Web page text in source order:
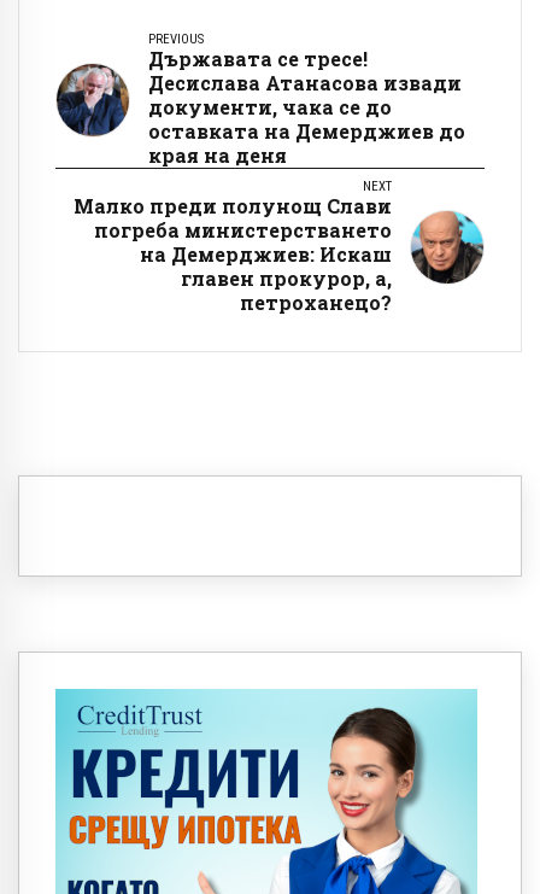
PREVIOUS
Държавата се тресе!
Десислава Атанасова извади
документи, чака се до
оставката на Демерджиев до
края на деня
NEXT
Малко преди полунощ Слави
погреба министерстването
на Демерджиев: Искаш
главен прокурор, а,
петроханецо?